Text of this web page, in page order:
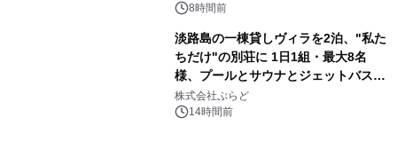
得な素泊まり連泊プランで
8時間前
淡路島の一棟貸しヴィラを2泊、"私た
ちだけ"の別荘に 1日1組・最大8名
様、プールとサウナとジェットバス付
きで Villa Mon Temps AWAJIの連泊
素泊りプラン
株式会社ぷらど
14時間前